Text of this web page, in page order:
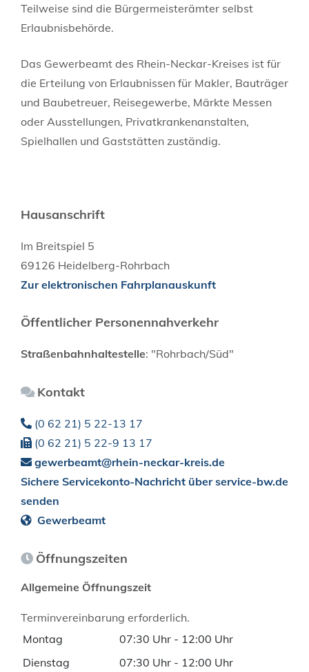
Teilweise sind die Bürgermeisterämter selbst
Erlaubnisbehörde.
Das Gewerbeamt des Rhein-Neckar-Kreises ist für
die Erteilung von Erlaubnissen für Makler, Bauträger
und Baubetreuer, Reisegewerbe, Märkte Messen
oder Ausstellungen, Privatkrankenanstalten,
Spielhallen und Gaststätten zuständig.
Hausanschrift
Im Breitspiel 5
69126 Heidelberg-Rohrbach
Zur elektronischen Fahrplanauskunft
Öffentlicher Personennahverkehr
Straßenbahnhaltestelle: "Rohrbach/Süd"
Kontakt
(0 62 21) 5 22-13 17
(0 62 21) 5 22-9 13 17
gewerbeamt@rhein-neckar-kreis.de
Sichere Servicekonto-Nachricht über service-bw.de
senden
Gewerbeamt
Öffnungszeiten
Allgemeine Öffnungszeit
Terminvereinbarung erforderlich.
Montag
07:30 Uhr - 12:00 Uhr
Dienstag
07:30 Uhr - 12:00 Uhr